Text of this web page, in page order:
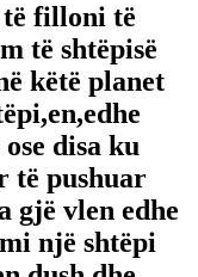
filloni të
të shtëpisë
këtë planet
disa ku
të pushuar
gjë vlen edhe
një shtëpi